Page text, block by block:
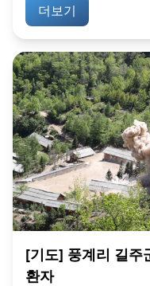
더보기
[기도] 풍계리 길주
환자